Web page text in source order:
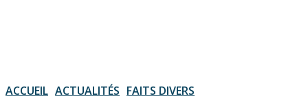
ACCUEIL ACTUALITÉS FAITS DIVERS